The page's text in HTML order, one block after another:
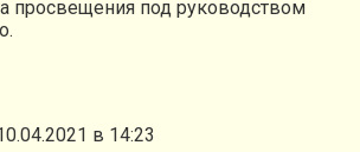
просвещения под руководством
в 14:23